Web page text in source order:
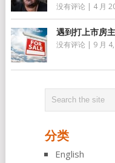
没有评论 | 4 月
遇到打上市房
没有评论 | 9 月
分类
English